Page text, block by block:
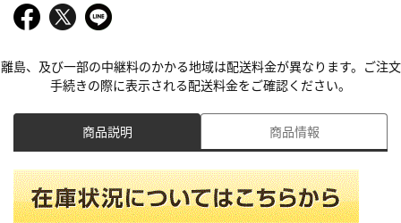
離島、及び一部の中継料のかかる地域は配送料金が異なります。ご注文
手続きの際に表示される配送料金をご確認ください。
商品説明 商品情報